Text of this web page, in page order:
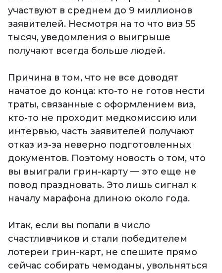
участвуют в среднем до 9 миллионов
заявителей. Несмотря на то что виз 55
тысяч, уведомления о выигрыше
получают всегда больше людей.
Причина в том, что не все доводят
начатое до конца: кто-то не готов нести
траты, связанные с оформлением виз,
кто-то не проходит медкомиссию или
интервью, часть заявителей получают
отказ из-за неверно подготовленных
документов. Поэтому новость о том, что
вы выиграли грин-карту — это еще не
повод праздновать. Это лишь сигнал к
началу марафона длиною около года.
Итак, если вы попали в число
счастливчиков и стали победителем
лотереи грин-карт, не спешите прямо
сейчас собирать чемоданы, увольняться